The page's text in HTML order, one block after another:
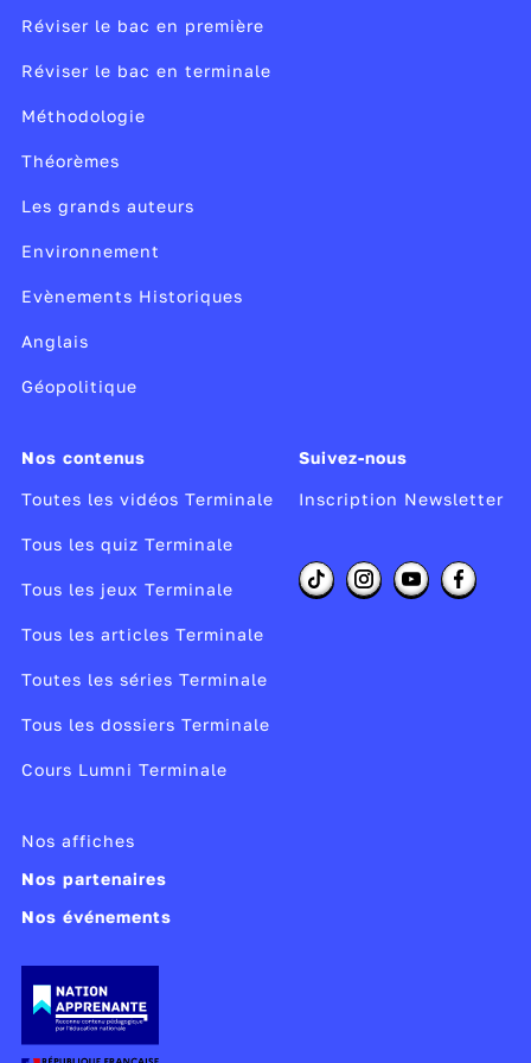
Réviser le bac en première
Réviser le bac en terminale
Méthodologie
Théorèmes
Les grands auteurs
Environnement
Evènements Historiques
Anglais
Géopolitique
Nos contenus
Toutes les vidéos Terminale
Tous les quiz Terminale
Tous les jeux Terminale
Tous les articles Terminale
Toutes les séries Terminale
Tous les dossiers Terminale
Cours Lumni Terminale
Suivez-nous
Inscription Newsletter
Nos affiches
Nos partenaires
Nos événements